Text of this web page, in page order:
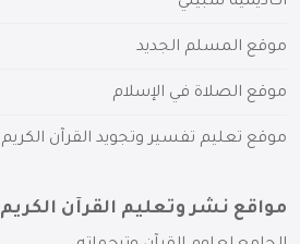
موقع المسلم الجديد
موقع الصلاة في الإسلام
موقع تعليم تفسير وتجويد القرآن الكريم
مواقع نشر وتعليم القرآن الكريم